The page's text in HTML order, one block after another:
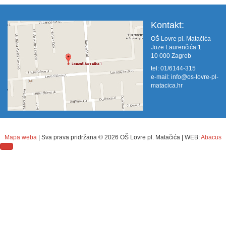
Kontakt:
OŠ Lovre pl. Matačića
Joze Laurenčića 1
10 000 Zagreb
tel: 01/6144-315
e-mail: info@os-lovre-pl-
matacica.hr
Mapa weba | Sva prava pridržana © 2026 OŠ Lovre pl. Matačića | WEB:Abacus